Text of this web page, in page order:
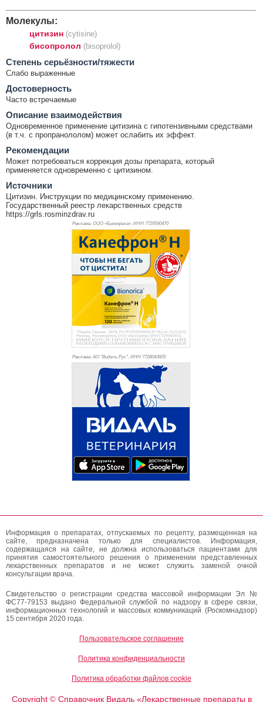
Молекулы:
цитизин (cytisine)
бисопролол (bisoprolol)
Cтепень серьёзности/тяжести
Слабо выраженные
Достоверность
Часто встречаемые
Описание взаимодействия
Одновременное применение цитизина с гипотензивными средствами
(в т.ч. с пропранололом) может ослабить их эффект.
Рекомендации
Может потребоваться коррекция дозы препарата, который
применяется одновременно с цитизином.
Источники
Цитизин. Инструкции по медицинскому применению.
Государственный реестр лекарственных средств
https://grls.rosminzdrav.ru
Реклама. ООО «Бионорика», ИНН 7729590470
Реклама. АО "Видаль Рус", ИНН 7728043605
Информация о препаратах, отпускаемых по рецепту, размещенная на
сайте, предназначена только для специалистов. Информация,
содержащаяся на сайте, не должна использоваться пациентами для
принятия самостоятельного решения о применении представленных
лекарственных препаратов и не может служить заменой очной
консультации врача.
Свидетельство о регистрации средства массовой информации Эл №
ФС77-79153 выдано Федеральной службой по надзору в сфере связи,
информационных технологий и массовых коммуникаций (Роскомнадзор)
15 сентября 2020 года.
Пользовательское соглашение
Политика конфиденциальности
Политика обработки файлов cookie
Copyright ©Справочник Видаль «Лекарственные препараты в